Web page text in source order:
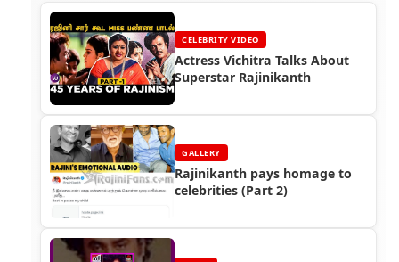
CELEBRITY VIDEO
Actress Vichitra Talks About
Superstar Rajinikanth
GALLERY
Rajinikanth pays homage to
celebrities (Part 2)